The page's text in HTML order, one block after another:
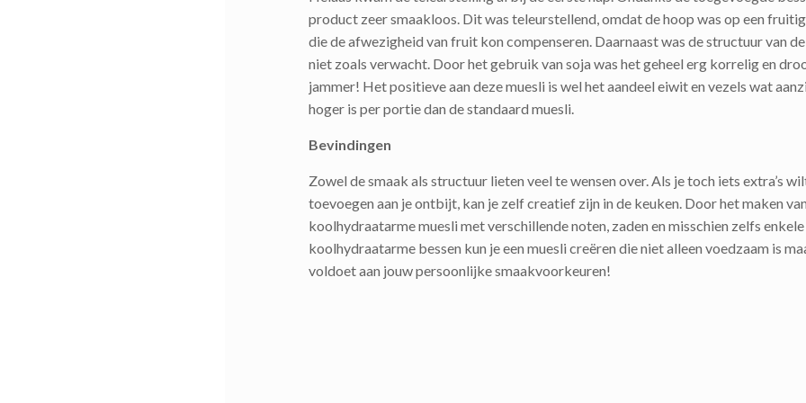
product zeer smaakloos. Dit was teleurstellend, omdat de hoop was op een
die de afwezigheid van fruit kon compenseren. Daarnaast was de structuur van
niet zoals verwacht. Door het gebruik van soja was het geheel erg korrelig en
jammer! Het positieve aan deze muesli is wel het aandeel eiwit en vezels wat
hoger is per portie dan de standaard muesli.
Bevindingen
Zowel de smaak als structuur lieten veel te wensen over. Als je toch iets extra’s
toevoegen aan je ontbijt, kan je zelf creatief zijn in de keuken. Door het maken
koolhydraatarme muesli met verschillende noten, zaden en misschien zelfs enkele
koolhydraatarme bessen kun je een muesli creëren die niet alleen voedzaam is
voldoet aan jouw persoonlijke smaakvoorkeuren!